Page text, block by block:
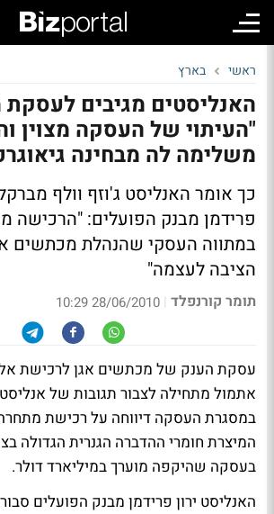
ראשי בארץ
האנליסטים מגיבים
"העיתוי של העסקה מצוין
משלימה לה מבחינה
כך אומר האנליסט ג'וזף וולף
פרידמן מבנק הפועלים: "הרכישה
במתווה העסקי שהנהלת מכתשים
הציבה לעצמה"
תומר קורנפלד |
28/06/2010 10:29
עסקת הענק של מכתשים אגן לרכישת
אתמול מתחילה לצבור תגובות של
במסגרת העסקה דיווחה על רכישת
המיצרת חומרי ההדברה הגנרית הגדולה
בעסקה שהיקפה מוערך במיליארד דולר.
האנליסט ירון פרידמן מבנק הפועלים